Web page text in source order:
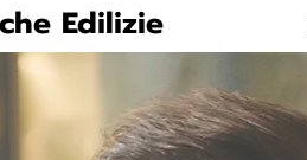
Edilizie